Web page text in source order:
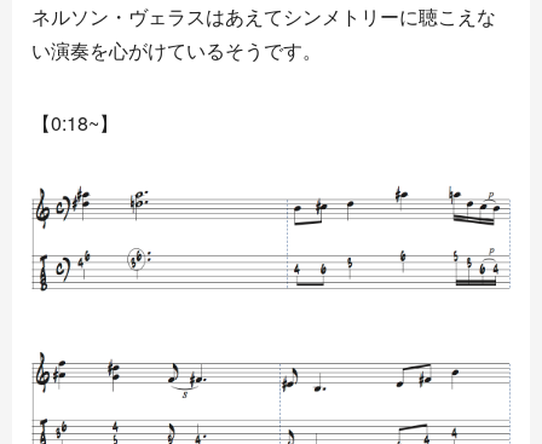
ネルソン・ヴェラスはあえてシンメトリーに聴こえな
い演奏を心がけているそうです。
【0:18~】